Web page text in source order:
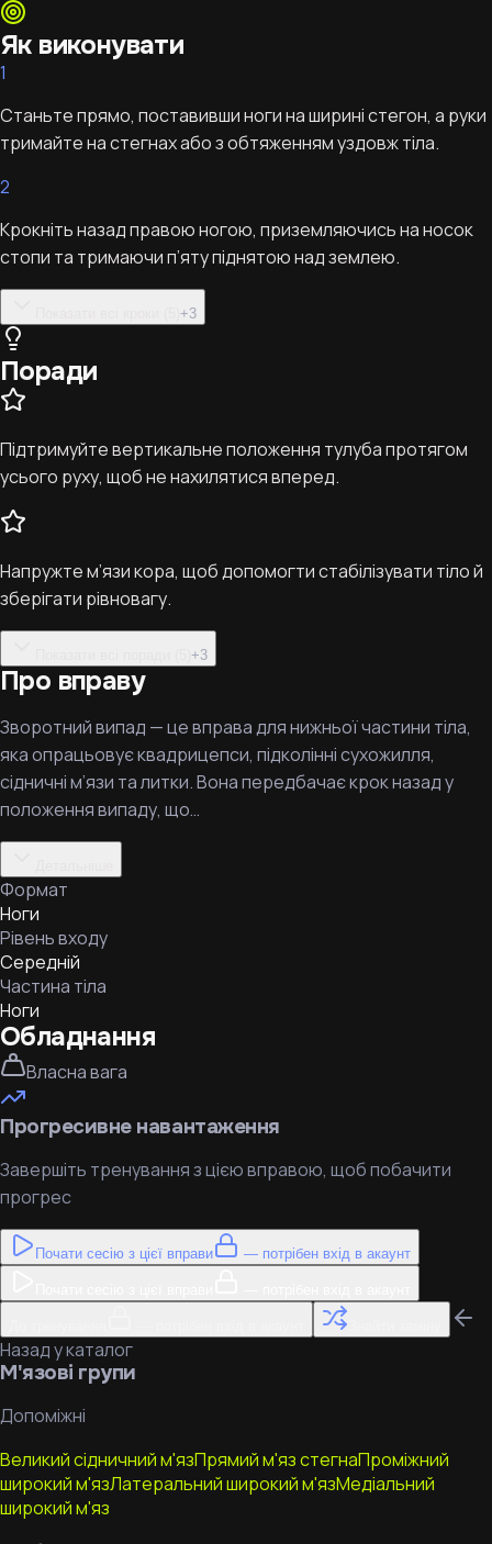
Як виконувати
1
Станьте прямо, поставивши ноги на ширині стегон, а руки
тримайте на стегнах або з обтяженням уздовж тіла.
2
Крокніть назад правою ногою, приземляючись на носок
стопи та тримаючи п’яту піднятою над землею.
+3
Поради
Підтримуйте вертикальне положення тулуба протягом
усього руху, щоб не нахилятися вперед.
Напружте м’язи кора, щоб допомогти стабілізувати тіло й
зберігати рівновагу.
+3
Про вправу
Зворотний випад — це вправа для нижньої частини тіла,
яка опрацьовує квадрицепси, підколінні сухожилля,
сідничні м’язи та литки. Вона передбачає крок назад у
положення випаду, що…
Формат
Ноги
Рівень входу
Середній
Частина тіла
Ноги
Обладнання
Власна вага
Прогресивне навантаження
Завершіть тренування з цією вправою, щоб побачити
прогрес
Почати сесію з цієї вправи — потрібен вхід в акаунт
Назад у каталог
М'язові групи
Допоміжні
Великий сідничний м'язПрямий м'яз стегнаПроміжний
широкий м'язЛатеральний широкий м'язМедіальний
широкий м'яз